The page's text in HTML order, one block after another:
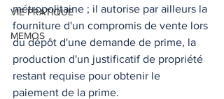
VIE PRATIQUE
MEMOS
métropolitaine ; il autorise par ailleurs la
fourniture d'un compromis de vente lors
du dépôt d'une demande de prime, la
production d'un justificatif de propriété
restant requise pour obtenir le
paiement de la prime.